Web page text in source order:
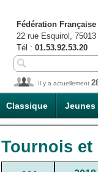
Classique Jeunes
Fédération
22 rue Esquirol,
Tél : 01.53.92.53.20
Il y a actuellement
Tournois